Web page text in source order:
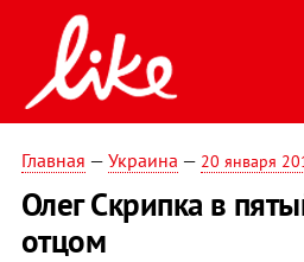
Главная — Украина — 20 января
Олег Скрипка в
отцом